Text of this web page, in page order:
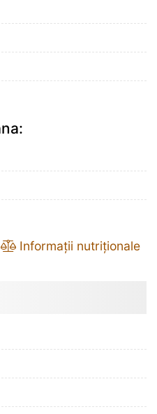
Informații nutriționale